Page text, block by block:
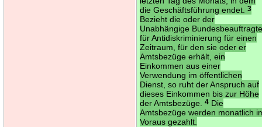
die Geschäftsführung endet.3
Bezieht die oder der
Unabhängige
für Antidiskriminierung für einen
Zeitraum, für den sie oder er
Amtsbezüge erhält, ein
Einkommen aus einer
Verwendung im öffentlichen
Dienst, so ruht der Anspruch auf
dieses Einkommen bis zur Höhe
der Amtsbezüge.4 Die
Amtsbezüge werden monatlich
Voraus gezahlt.